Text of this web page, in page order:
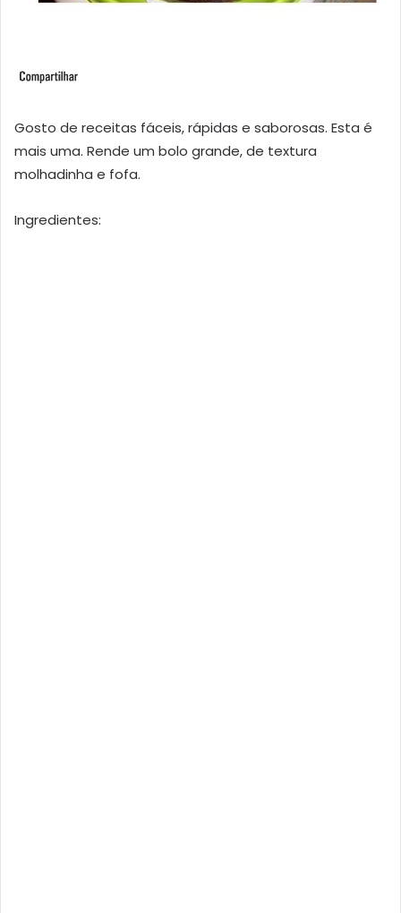
Gosto de receitas fáceis, rápidas e saborosas. Esta é
mais uma. Rende um bolo grande, de textura
molhadinha e fofa.
Ingredientes: